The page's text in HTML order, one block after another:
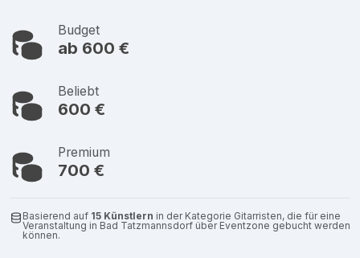
Budget
ab 600 €
Beliebt
600 €
Premium
700 €
Basierend auf 15 Künstlern in der Kategorie Gitarristen, die für eine
Veranstaltung in Bad Tatzmannsdorf über Eventzone gebucht werden
können.